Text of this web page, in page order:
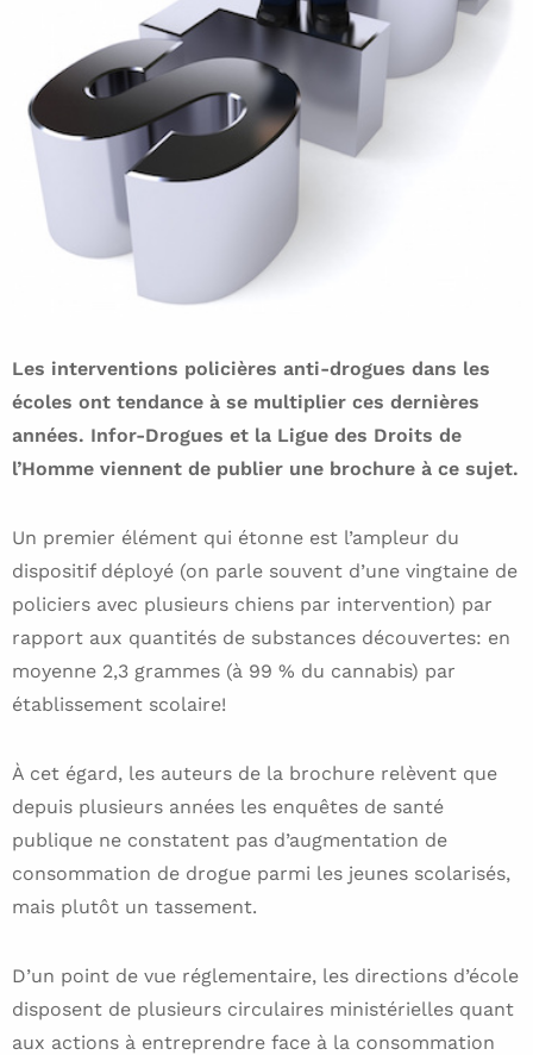
Les interventions policières anti-drogues dans les
écoles ont tendance à se multiplier ces dernières
années. Infor-Drogues et la Ligue des Droits de
l’Homme viennent de publier une brochure à ce sujet.
Un premier élément qui étonne est l’ampleur du
dispositif déployé (on parle souvent d’une vingtaine de
policiers avec plusieurs chiens par intervention) par
rapport aux quantités de substances découvertes: en
moyenne 2,3 grammes (à 99 % du cannabis) par
établissement scolaire!
À cet égard, les auteurs de la brochure relèvent que
depuis plusieurs années les enquêtes de santé
publique ne constatent pas d’augmentation de
consommation de drogue parmi les jeunes scolarisés,
mais plutôt un tassement.
D’un point de vue réglementaire, les directions d’école
disposent de plusieurs circulaires ministérielles quant
aux actions à entreprendre face à la consommation